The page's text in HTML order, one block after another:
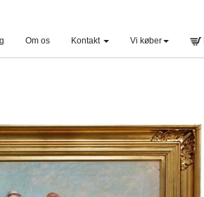
Om os Kontakt Vi køber